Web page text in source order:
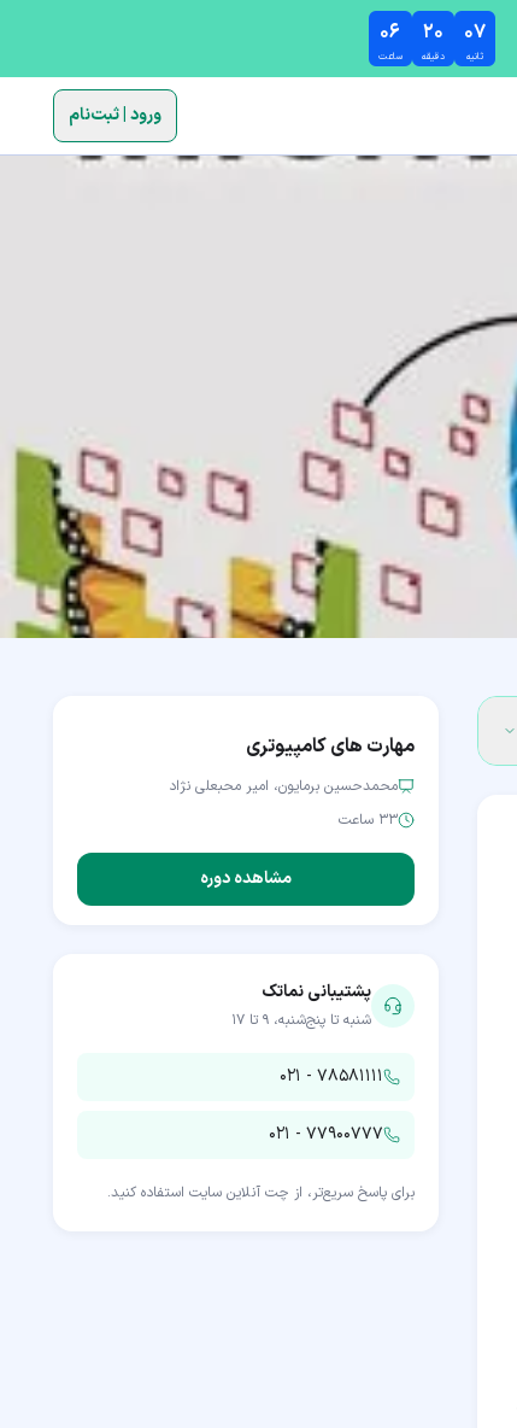
۰۶
ساعت
۲۰
دقیقه
۰۶
ثانیه
ورود | ثبت‌نام
مهارت های کامپیوتری
محمدحسین برمایون، امیر محبعلی نژاد
۳۳ ساعت
مشاهده دوره
پشتیبانی نماتک
شنبه تا پنج‌شنبه، ۹ تا ۱۷
۰۲۱ - ۷۸۵۸۱۱۱۱
۰۲۱ - ۷۷۹۰۰۷۷۷
برای پاسخ سریع‌تر، از چت آنلاین سایت استفاده کنید.